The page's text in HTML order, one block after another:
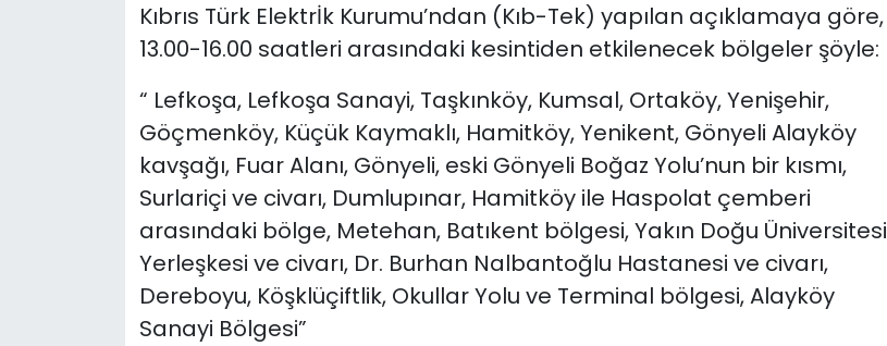
Kıbrıs Türk Elektrİk Kurumu’ndan (Kıb-Tek) yapılan açıklamaya göre,
13.00-16.00 saatleri arasındaki kesintiden etkilenecek bölgeler şöyle:
“ Lefkoşa, Lefkoşa Sanayi, Taşkınköy, Kumsal, Ortaköy, Yenişehir,
Göçmenköy, Küçük Kaymaklı, Hamitköy, Yenikent, Gönyeli Alayköy
kavşağı, Fuar Alanı, Gönyeli, eski Gönyeli Boğaz Yolu’nun bir kısmı,
Surlariçi ve civarı, Dumlupınar, Hamitköy ile Haspolat çemberi
arasındaki bölge, Metehan, Batıkent bölgesi, Yakın Doğu Üniversitesi
Yerleşkesi ve civarı, Dr. Burhan Nalbantoğlu Hastanesi ve civarı,
Dereboyu, Köşklüçiftlik, Okullar Yolu ve Terminal bölgesi, Alayköy
Sanayi Bölgesi”
Video Galeri
Yazarlar